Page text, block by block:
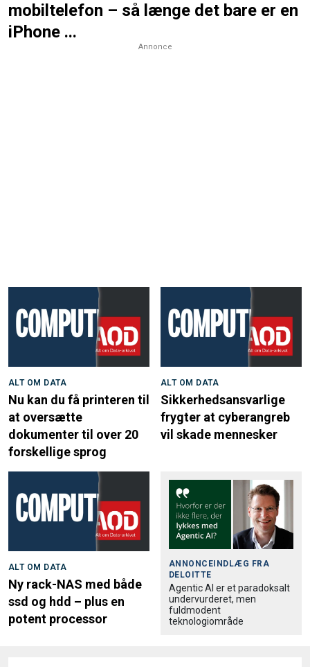
mobiltelefon – så længe det bare er en
iPhone ...
Annonce
ALT OM DATA
Nu kan du få printeren til
at oversætte
dokumenter til over 20
forskellige sprog
ALT OM DATA
Sikkerhedsansvarlige
frygter at cyberangreb
vil skade mennesker
ALT OM DATA
Ny rack-NAS med både
ssd og hdd – plus en
potent processor
ANNONCEINDLÆG FRA
DELOITTE
Agentic AI er et paradoksalt
undervurderet, men
fuldmodent
teknologiområde